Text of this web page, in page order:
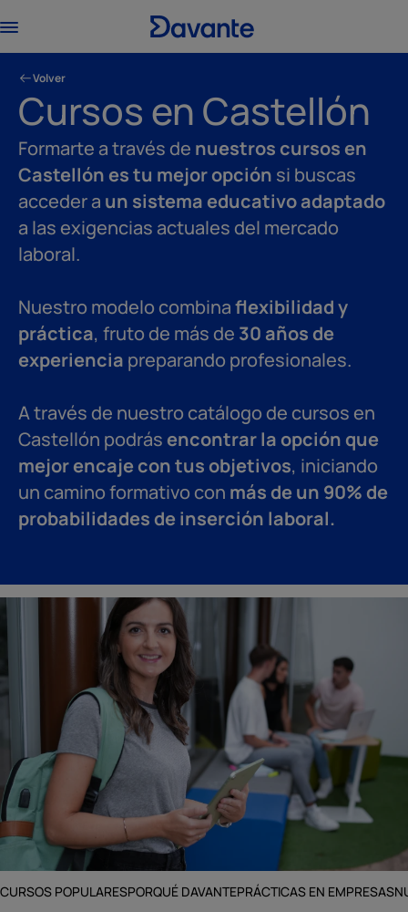
Volver
Cursos en Castellón
Formarte a través de nuestros cursos en
Castellón es tu mejor opción si buscas
acceder a un sistema educativo adaptado
a las exigencias actuales del mercado
laboral.
Nuestro modelo combinaflexibilidad y
práctica, fruto de más de 30 años de
experiencia preparando profesionales.
A través de nuestro catálogo de cursos en
Castellón podrás encontrar la opción que
mejor encaje con tus objetivos, iniciando
un camino formativo con más de un 90% de
probabilidades de inserción laboral.
CURSOS POPULARESPORQUÉ DAVANTEPRÁCTICAS EN EMPRESAS